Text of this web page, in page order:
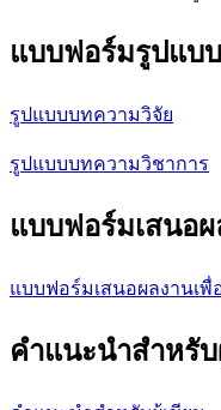
แบบฟอร์มรูปแบ
รูปแบบบทความวิจัย
รูปแบบบทความวิชาการ
แบบฟอร์มเสนอ
แบบฟอร์มเสนอผลงานเ
คำแนะนำสำหรั